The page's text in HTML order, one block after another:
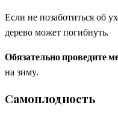
Если не позаботиться об
дерево может погибнуть.
Обязательно проведите
на зиму.
Самоплодность